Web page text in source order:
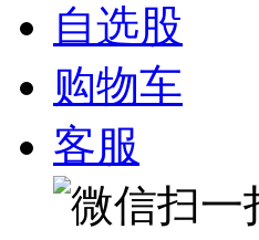
自选股
购物车
客服